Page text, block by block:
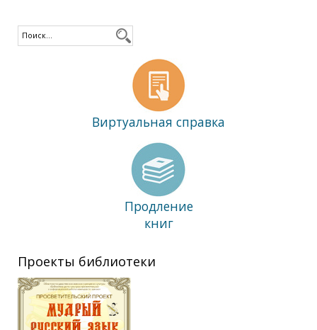
Виртуальная справка
Продление
книг
Проекты библиотеки